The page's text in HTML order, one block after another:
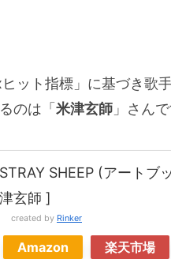
ット指標」に基づき歌
のは「 米津玄師 」さんで
STRAY SHEEP (アート
津玄師 ]
created by Rinker
Amazon 楽天市場